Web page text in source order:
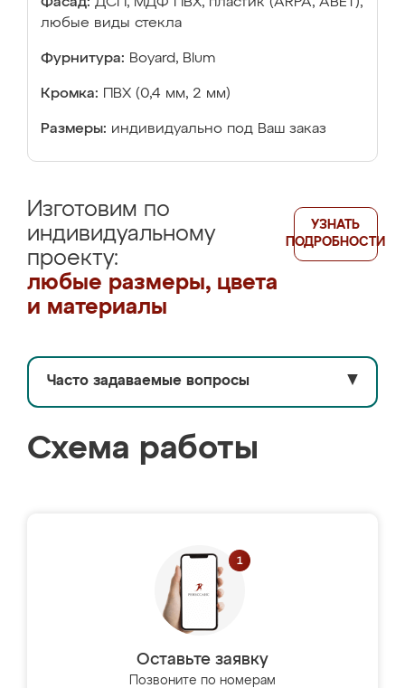
любые виды стекла
Фурнитура: Boyard, Blum
Кромка: ПВХ (0,4 мм, 2 мм)
Размеры: индивидуально под Ваш заказ
Изготовим по
индивидуальному
проекту:
любые размеры, цвета
и материалы
УЗНАТЬ
ПОДРОБНОСТИ
Часто задаваемые вопросы ▼
Схема работы
Оставьте заявку
Позвоните по номерам